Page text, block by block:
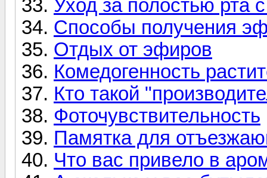
Уход за полостью
Способы получения
Отдых от эфиров
Комедогенность
Кто такой
Фоточувствительность
Памятка для
Что вас привело в